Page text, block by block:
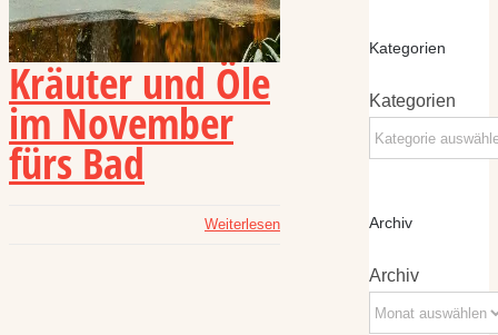
Kräuter und Öle
im November
fürs Bad
Weiterlesen
Kategorien
Kategorien
Archiv
Archiv